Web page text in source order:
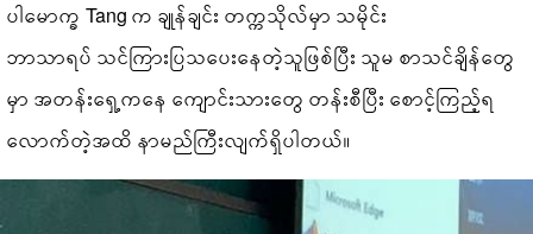
ပါမောက္ခ Tang က ချုန်ချင်း တက္ကသိုလ်မှာ သမိုင်း
ဘာသာရပ် သင်ကြားပြသပေးနေတဲ့သူဖြစ်ပြီး သူမ စာသင်ချိန်တွေ
မှာ အတန်းရှေ့ကနေ ကျောင်းသားတွေ တန်းစီပြီး စောင့်ကြည့်ရ
လောက်တဲ့အထိ နာမည်ကြီးလျက်ရှိပါတယ်။